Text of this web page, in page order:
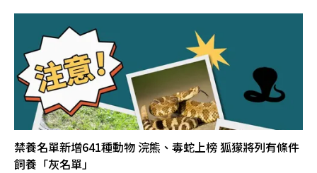
禁養名單新增641種動物 浣熊、毒蛇上榜 狐獴將列有條件
飼養「灰名單」